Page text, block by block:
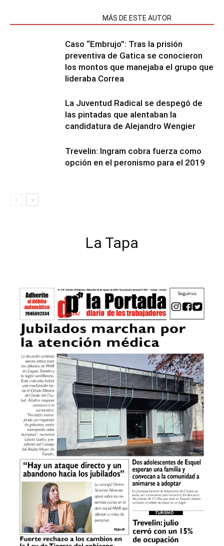
MÁS DE ESTE AUTOR
Caso “Embrujo”: Tras la prisión
preventiva de Gatica se conocieron
los montos que manejaba el grupo que
lideraba Correa
La Juventud Radical se despegó de
las pintadas que alentaban la
candidatura de Alejandro Wengier
Trevelin: Ingram cobra fuerza como
opción en el peronismo para el 2019
La Tapa